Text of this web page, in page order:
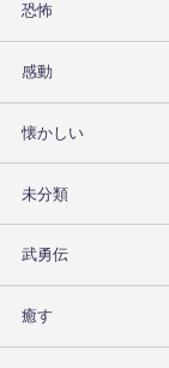
恐怖
感動
懐かしい
未分類
武勇伝
癒す